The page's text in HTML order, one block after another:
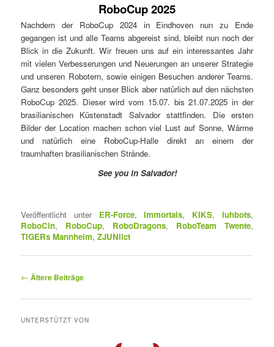
RoboCup 2025
Nachdem der RoboCup 2024 in Eindhoven nun zu Ende
gegangen ist und alle Teams abgereist sind, bleibt nun noch der
Blick in die Zukunft. Wir freuen uns auf ein interessantes Jahr
mit vielen Verbesserungen und Neuerungen an unserer Strategie
und unseren Robotern, sowie einigen Besuchen anderer Teams.
Ganz besonders geht unser Blick aber natürlich auf den nächsten
RoboCup 2025. Dieser wird vom 15.07. bis 21.07.2025 in der
brasilianischen Küstenstadt Salvador stattfinden. Die ersten
Bilder der Location machen schon viel Lust auf Sonne, Wärme
und natürlich eine RoboCup-Halle direkt an einem der
traumhaften brasilianischen Strände.
See you in Salvador!
Veröffentlicht unter ER-Force,Immortals, KIKS, luhbots,
RoboCin, RoboCup, RoboDragons, RoboTeam Twente,
TIGERs Mannheim,ZJUNlict
A
t
← Ältere Beiträge
UNTERSTÜTZT VON